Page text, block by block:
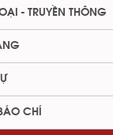
- TRUYỀN THÔNG
CHÍ